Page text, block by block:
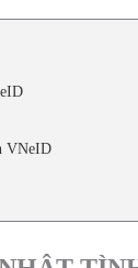
VNeID